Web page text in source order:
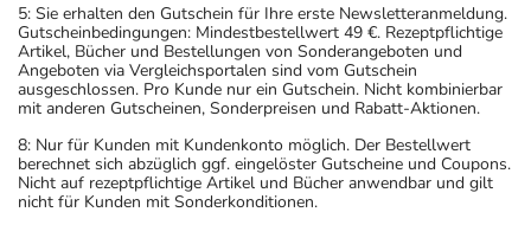
5: Sie erhalten den Gutschein für Ihre erste Newsletteranmeldung.
Gutscheinbedingungen: Mindestbestellwert 49 €. Rezeptpflichtige
Artikel, Bücher und Bestellungen von Sonderangeboten und
Angeboten via Vergleichsportalen sind vom Gutschein
ausgeschlossen. Pro Kunde nur ein Gutschein. Nicht kombinierbar
mit anderen Gutscheinen, Sonderpreisen und Rabatt-Aktionen.
8: Nur für Kunden mit Kundenkonto möglich. Der Bestellwert
berechnet sich abzüglich ggf. eingelöster Gutscheine und Coupons.
Nicht auf rezeptpflichtige Artikel und Bücher anwendbar und gilt
nicht für Kunden mit Sonderkonditionen.